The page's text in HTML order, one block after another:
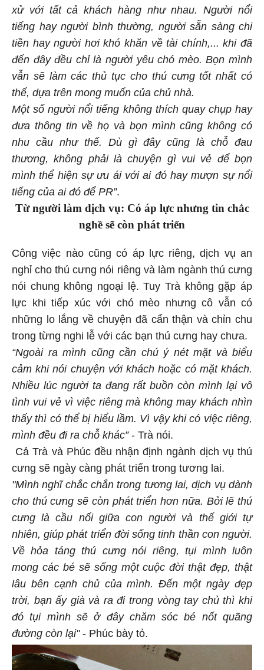
xử với tất cả khách hàng như nhau. Người nổi
tiếng hay người bình thường, người sẵn sàng chi
tiền hay người hơi khó khăn về tài chính,... khi đã
đến đây đều chỉ là người yêu chó mèo. Bọn mình
vẫn sẽ làm các thủ tục cho thú cưng tốt nhất có
thể, dựa trên mong muốn của chủ nhà.
Một số người nổi tiếng không thích quay chụp hay
đưa thông tin về họ và bọn mình cũng không có
nhu cầu như thế. Dù gì đây cũng là chỗ đau
thương, không phải là chuyện gì vui vẻ để bọn
mình thể hiện sự ưu ái với ai đó hay mượn sự nổi
tiếng của ai đó để PR”.
Từ người làm dịch vụ: Có áp lực nhưng tin chắc
nghề sẽ còn phát triển
Công việc nào cũng có áp lực riêng, dịch vụ an
nghỉ cho thú cưng nói riêng và làm ngành thú cưng
nói chung không ngoại lệ. Tuy Trà không gặp áp
lực khi tiếp xúc với chó mèo nhưng cô vẫn có
những lo lắng về chuyện đã cẩn thận và chỉn chu
trong từng nghi lễ với các bạn thú cưng hay chưa.
“Ngoài ra mình cũng cần chú ý nét mặt và biểu
cảm khi nói chuyện với khách hoặc có mặt khách.
Nhiều lúc người ta đang rất buồn còn mình lại vô
tình vui vẻ vì việc riêng mà không may khách nhìn
thấy thì có thể bị hiểu lầm. Vì vậy khi có việc riêng,
mình đều đi ra chỗ khác”- Trà nói.
Cả Trà và Phúc đều nhận định ngành dịch vụ thú
cưng sẽ ngày càng phát triển trong tương lai.
"Mình nghĩ chắc chắn trong tương lai, dịch vụ dành
cho thú cưng sẽ còn phát triển hơn nữa. Bởi lẽ thú
cưng là cầu nối giữa con người và thế giới tự
nhiên, giúp phát triển đời sống tinh thần con người.
Về hỏa táng thú cưng nói riêng, tụi mình luôn
mong các bé sẽ sống một cuộc đời thật đẹp, thật
lâu bên cạnh chủ của mình. Đến một ngày đẹp
trời, bạn ấy già và ra đi trong vòng tay chủ thì khi
đó tụi mình sẽ ở đây chăm sóc bé nốt quãng
đường còn lại"- Phúc bày tỏ.